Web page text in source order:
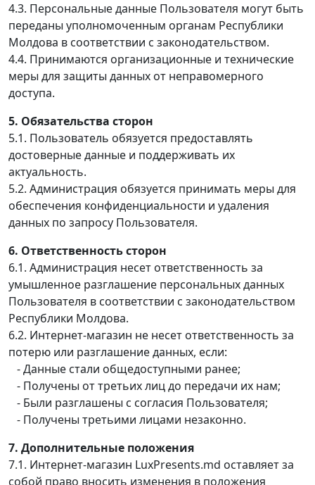
4.3. Персональные данные Пользователя могут быть
переданы уполномоченным органам Республики
Молдова в соответствии с законодательством.
4.4. Принимаются организационные и технические
меры для защиты данных от неправомерного
доступа.
5. Обязательства сторон
5.1. Пользователь обязуется предоставлять
достоверные данные и поддерживать их
актуальность.
5.2. Администрация обязуется принимать меры для
обеспечения конфиденциальности и удаления
данных по запросу Пользователя.
6. Ответственность сторон
6.1. Администрация несет ответственность за
умышленное разглашение персональных данных
Пользователя в соответствии с законодательством
Республики Молдова.
6.2. Интернет-магазин не несет ответственность за
потерю или разглашение данных, если:
- Данные стали общедоступными ранее;
- Получены от третьих лиц до передачи их нам;
- Были разглашены с согласия Пользователя;
- Получены третьими лицами незаконно.
7. Дополнительные положения
7.1. Интернет-магазин LuxPresents.md оставляет за
собой право вносить изменения в положения